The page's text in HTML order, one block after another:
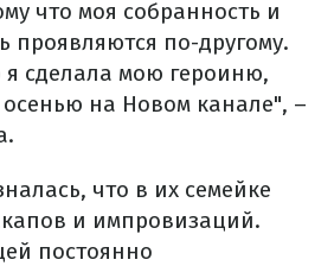
что моя собранность и
проявляются по-другому.
сделала мою героиню,
осенью на Новом канале", –
что в их семейке
и импровизаций.
постоянно